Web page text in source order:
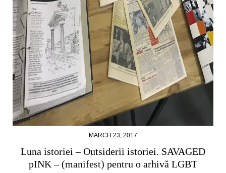
MARCH 23, 2017
Luna istoriei – Outsiderii istoriei. SAVAGED
pINK – (manifest) pentru o arhivă LGBT